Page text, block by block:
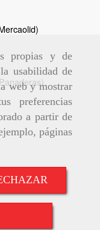
propias y de
usabilidad de
web y mostrar
preferencias
a partir de
páginas